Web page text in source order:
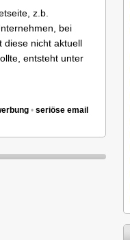
z.b.
bei
diese nicht aktuell
entsteht unter
• seriöse email